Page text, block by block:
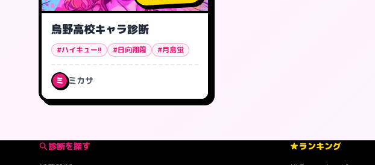
烏野高校キャラ診断
#ハイキュー!! #日向翔陽 #月島蛍
ミ ミカサ
診断を探す
ランキング